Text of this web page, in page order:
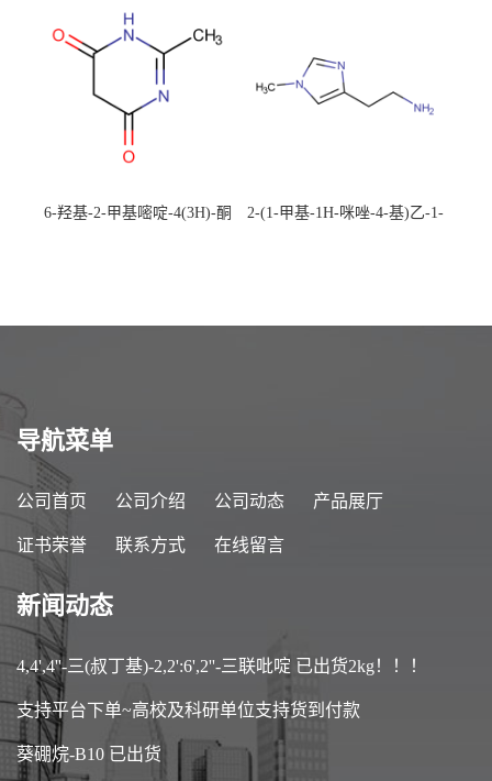
校可先用后付
6-羟基-2-甲基嘧啶-4(3H)-酮
2-(1-甲基-1H-咪唑-4-基)乙-1-
导航菜单
公司首页 公司介绍 公司动态 产品展厅
证书荣誉 联系方式 在线留言
新闻动态
4,4',4''-三(叔丁基)-2,2':6',2''-三联吡啶 已出货2kg！！！
支持平台下单~高校及科研单位支持货到付款
葵硼烷-B10 已出货